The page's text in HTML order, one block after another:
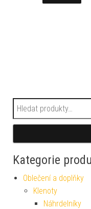
Hledat:
Kategorie
Oblečení a doplňky
Klenoty
Náhrdelníky